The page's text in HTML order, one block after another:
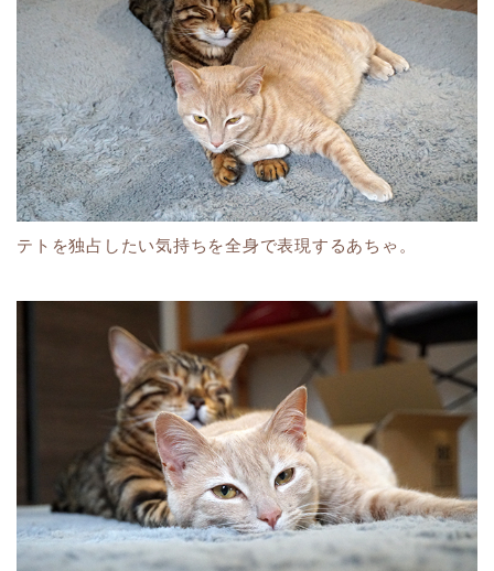
テトを独占したい気持ちを全身で表現するあちゃ。